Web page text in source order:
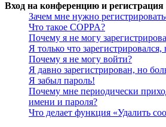
Вход на конференцию и регистрация
Зачем мне нужно
Что такое COPPA?
Почему я не могу
Я только что
Почему я не могу войти?
Я давно зарегистрирован, но
Я забыл пароль!
Почему мне периодически
имени и пароля?
Что делает функция «Удалить